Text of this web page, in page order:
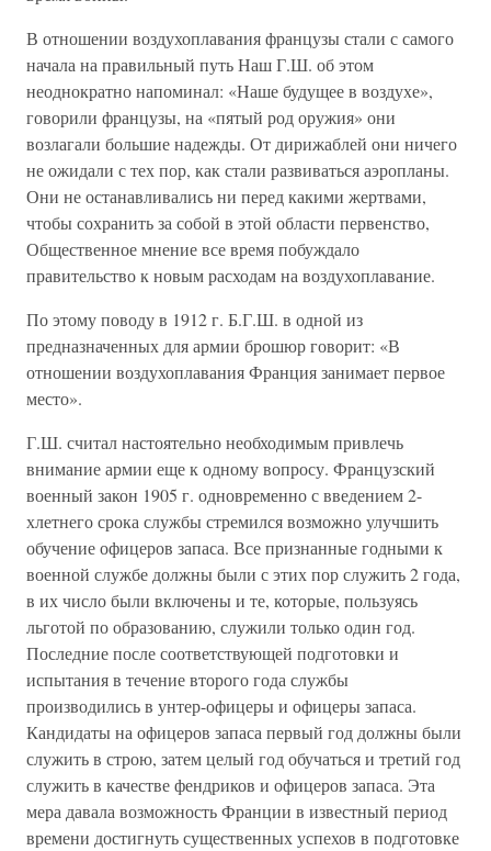
В отношении воздухоплавания французы стали с самого
начала на правильный путь Наш Г.Ш. об этом
неоднократно напоминал: «Наше будущее в воздухе»,
говорили французы, на «пятый род оружия» они
возлагали большие надежды. От дирижаблей они ничего
не ожидали с тех пор, как стали развиваться аэропланы.
Они не останавливались ни перед какими жертвами,
чтобы сохранить за собой в этой области первенство,
Общественное мнение все время побуждало
правительство к новым расходам на воздухоплавание.
По этому поводу в 1912 г. Б.Г.Ш. в одной из
предназначенных для армии брошюр говорит: «В
отношении воздухоплавания Франция занимает первое
место».
Г.Ш. считал настоятельно необходимым привлечь
внимание армии еще к одному вопросу. Французский
военный закон 1905 г. одновременно с введением 2-
хлетнего срока службы стремился возможно улучшить
обучение офицеров запаса. Все признанные годными к
военной службе должны были с этих пор служить 2 года,
в их число были включены и те, которые, пользуясь
льготой по образованию, служили только один год.
Последние после соответствующей подготовки и
испытания в течение второго года службы
производились в унтер-офицеры и офицеры запаса.
Кандидаты на офицеров запаса первый год должны были
служить в строю, затем целый год обучаться и третий год
служить в качестве фендриков и офицеров запаса. Эта
мера давала возможность Франции в известный период
времени достигнуть существенных успехов в подготовке